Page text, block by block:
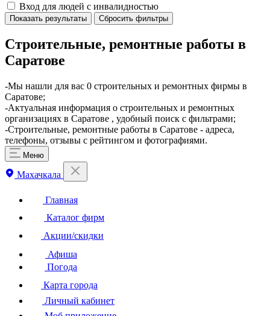
Вход для людей с инвалидностью
Показать результаты Сбросить фильтры
Строительные, ремонтные работы в
Саратове
-Мы нашли для вас 0 строительных и ремонтных фирмы в
Саратове;
-Актуальная информация о строительных и ремонтных
организациях в Саратове , удобный поиск с фильтрами;
-Строительные, ремонтные работы в Саратове - адреса,
телефоны, отзывы с рейтингом и фотографиями.
Меню
Махачкала
Главная
Каталог фирм
Акции/скидки
Афиша
Погода
Карта города
Личный кабинет